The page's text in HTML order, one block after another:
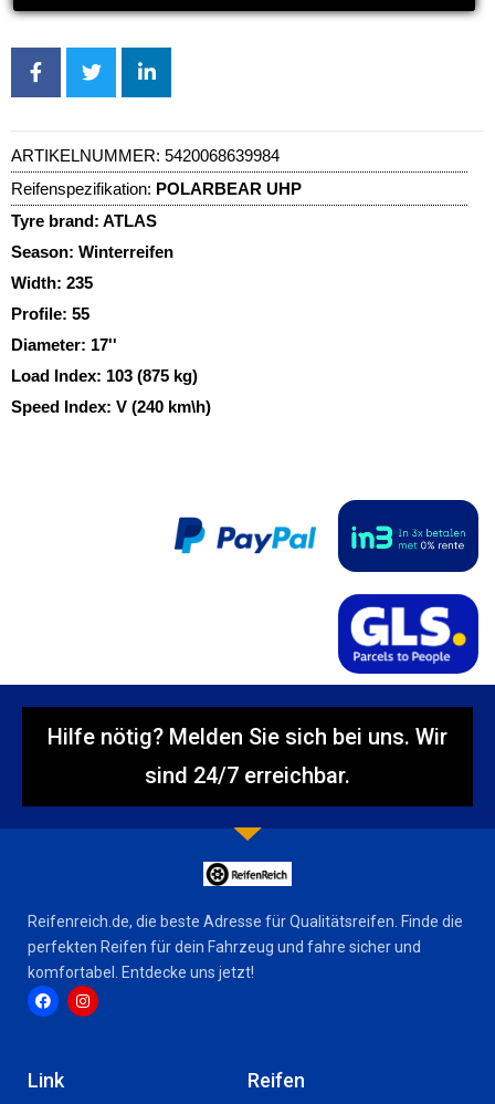
ARTIKELNUMMER: 5420068639984
Reifenspezifikation: POLARBEAR UHP
Tyre brand: ATLAS
Season: Winterreifen
Width: 235
Profile: 55
Diameter: 17''
Load Index: 103 (875 kg)
Speed Index: V (240 km\h)
Hilfe nötig? Melden Sie sich bei uns. Wir
sind 24/7 erreichbar.
Reifenreich.de, die beste Adresse für Qualitätsreifen. Finde die
perfekten Reifen für dein Fahrzeug und fahre sicher und
komfortabel. Entdecke uns jetzt!
c
e
Link Reifen